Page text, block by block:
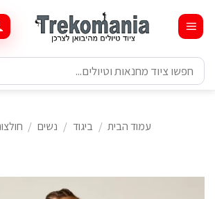
content
חיפוש
עבור:
עמוד הבית / ביגוד / נשים /